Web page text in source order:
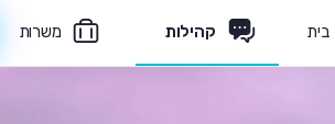
בית קהילות משרות